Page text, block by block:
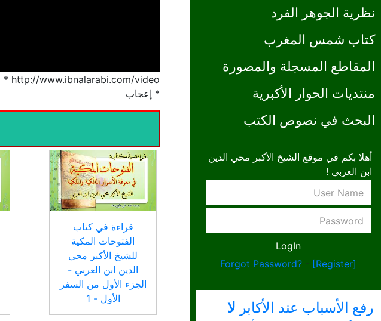
نظرية الجوهر الفرد
كتاب شمس المغرب
المقاطع المسجلة والمصورة
منتديات الحوار الأكبرية
البحث في نصوص الكتب
أهلا بكم في موقع الشيخ الأكبر محي الدين
ابن العربي !
Forgot Password? - [Register]
رفع الأسباب عند الأكابر لا
http://www.ibnalarabi.com/video * لكي يصلك ما هو جديد -- * الاشتراك في القناة
* إعجاب
قراءة في كتاب
الفتوحات المكية
للشيخ الأكبر محي
الدين ابن العربي -
الجزء الأول من السفر
الأول - 1